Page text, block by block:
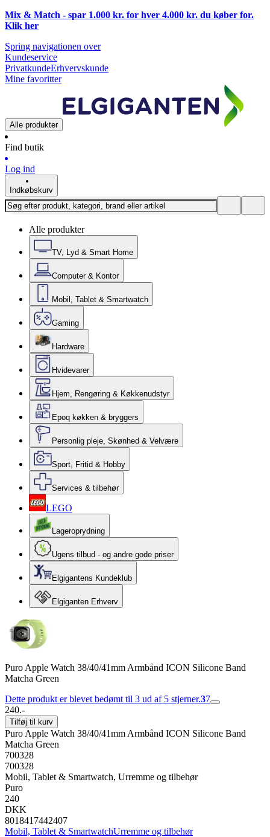
Mix & Match - spar 1.000 kr. for hver 4.000 kr. du køber for.
Klik her
Spring navigationen over
Kundeservice
PrivatkundeErhvervskunde
Mine favoritter
Alle produkter
Find butik
Log ind
Indkøbskurv
Alle produkter
TV, Lyd & Smart Home
Computer & Kontor
Mobil, Tablet & Smartwatch
Gaming
Hardware
Hvidevarer
Hjem, Rengøring & Køkkenudstyr
Epoq køkken & bryggers
Personlig pleje, Skønhed & Velvære
Sport, Fritid & Hobby
Services & tilbehør
LEGO
Lageroprydning
Ugens tilbud - og andre gode priser
Elgigantens Kundeklub
Elgiganten Erhverv
Puro Apple Watch 38/40/41mm Armbånd ICON Silicone Band
Matcha Green
Dette produkt er blevet bedømt til 3 ud af 5 stjerner.37
240.-
Tilføj til kurv
Puro Apple Watch 38/40/41mm Armbånd ICON Silicone Band
Matcha Green
700328
700328
Mobil, Tablet & Smartwatch, Urremme og tilbehør
Puro
240
DKK
8018417442407
Mobil, Tablet & SmartwatchUrremme og tilbehør